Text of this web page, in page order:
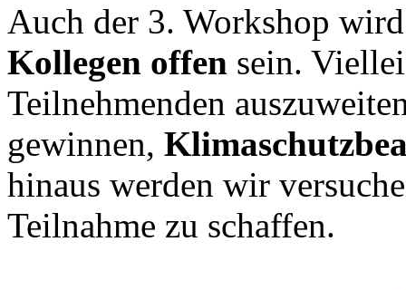
Auch der 3. Workshop wird
Kollegen offen sein.
Teilnehmenden
gewinnen,
hinaus werden wir
Teilnahme zu schaffen.